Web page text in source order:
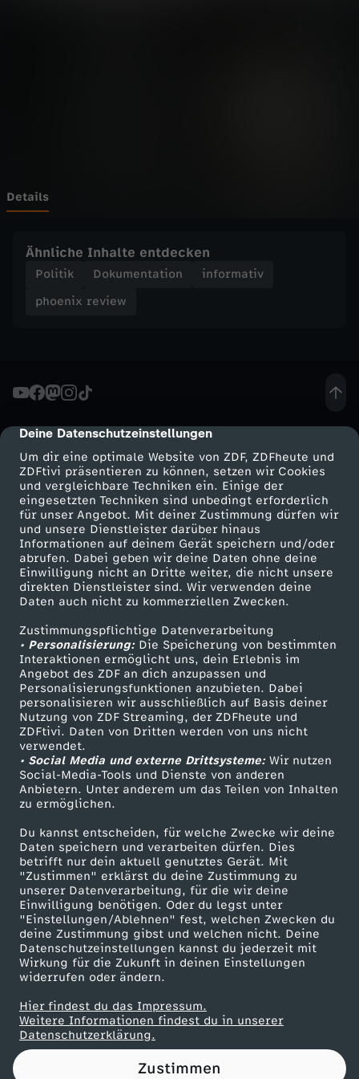
cmp-dialog-description
Deine Datenschutzeinstellungen
Um dir eine optimale Website von ZDF, ZDFheute und
ZDFtivi präsentieren zu können, setzen wir Cookies
und vergleichbare Techniken ein. Einige der
eingesetzten Techniken sind unbedingt erforderlich
für unser Angebot. Mit deiner Zustimmung dürfen wir
und unsere Dienstleister darüber hinaus
Informationen auf deinem Gerät speichern und/oder
abrufen. Dabei geben wir deine Daten ohne deine
Einwilligung nicht an Dritte weiter, die nicht unsere
direkten Dienstleister sind. Wir verwenden deine
Daten auch nicht zu kommerziellen Zwecken.
Zustimmungspflichtige Datenverarbeitung
• Personalisierung:Die Speicherung von bestimmten
Interaktionen ermöglicht uns, dein Erlebnis im
Angebot des ZDF an dich anzupassen und
Personalisierungsfunktionen anzubieten. Dabei
personalisieren wir ausschließlich auf Basis deiner
Nutzung von ZDF Streaming, der ZDFheute und
ZDFtivi. Daten von Dritten werden von uns nicht
verwendet.
• Social Media und externe Drittsysteme:Wir nutzen
Social-Media-Tools und Dienste von anderen
Anbietern. Unter anderem um das Teilen von Inhalten
zu ermöglichen.
Du kannst entscheiden, für welche Zwecke wir deine
Daten speichern und verarbeiten dürfen. Dies
betrifft nur dein aktuell genutztes Gerät. Mit
"Zustimmen" erklärst du deine Zustimmung zu
unserer Datenverarbeitung, für die wir deine
Einwilligung benötigen. Oder du legst unter
"Einstellungen/Ablehnen" fest, welchen Zwecken du
deine Zustimmung gibst und welchen nicht. Deine
Datenschutzeinstellungen kannst du jederzeit mit
Wirkung für die Zukunft in deinen Einstellungen
widerrufen oder ändern.
Hier findest du das Impressum.
Weitere Informationen findest du in unserer
Datenschutzerklärung.
Zustimmen
w
5
a
h
r
e
M
i
t
g
l
i
e
d
i
m
B
u
n
d
Details
Ähnliche Inhalte entdecken
Politik Dokumentation
informativ
phoenix review
Mehr ZDF
ZDF-Apps
Smart TV
ZDFtext
Livestreams
Sendungen A-Z
TV-Programm
Service
ZDFmitreden
Kontakt zum ZDF
Tickets
Zuschauerservice
Hilfe
ZDF Unternehmen
Karriere
ZDF goes Schule
Werbefernsehen
Mainzelmännchen
Partner